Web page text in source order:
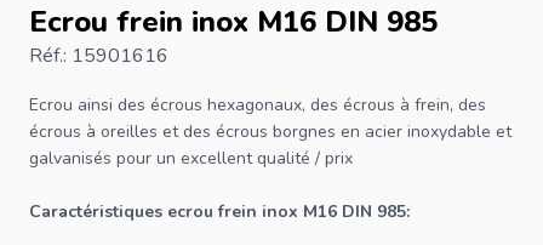
Ecrou frein inox M16 DIN 985
Réf.: 15901616
Ecrou ainsi des écrous hexagonaux, des écrous à frein, des
écrous à oreilles et des écrous borgnes en acier inoxydable et
galvanisés pour un excellent qualité / prix
Caractéristiques ecrou frein inox M16 DIN 985: